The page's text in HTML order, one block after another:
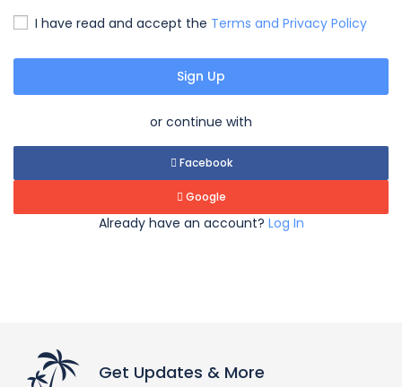
I have read and accept the Terms and Privacy Policy
Sign Up
or continue with
Facebook
Google
Already have an account? Log In
Get Updates & More